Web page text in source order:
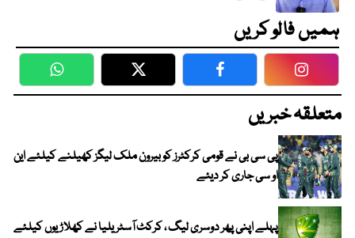
ہمیں فالو کریں
WhatsApp Twitter Facebook
متعلقہ خبریں
پی سی بی نے قومی کرکٹرز کو بیرون ملک لیگز کھیلنے کیلئے این
او سی جاری کر دیئے
پہلے اپنی پھر دوسری لیگ ، کرکٹ آسٹریلیا نے کھلاڑیوں کیلئے